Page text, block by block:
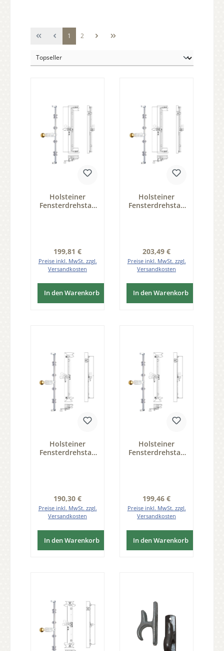
Seite
1 Seite
2
Holsteiner
Fensterdrehstan
Regulärer Preis:
199,81 €
Preise inkl. MwSt. zzgl.
Versandkosten
In den Warenkorb
Holsteiner
Fensterdrehstan
Regulärer Preis:
203,49 €
Preise inkl. MwSt. zzgl.
Versandkosten
In den Warenkorb
Holsteiner
Fensterdrehstan
Regulärer Preis:
190,30 €
Preise inkl. MwSt. zzgl.
Versandkosten
In den Warenkorb
Holsteiner
Fensterdrehstan
Regulärer Preis:
199,46 €
Preise inkl. MwSt. zzgl.
Versandkosten
In den Warenkorb